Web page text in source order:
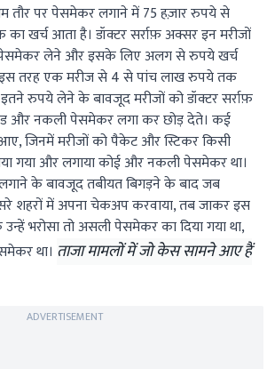
तौर पर पेसमेकर लगाने में 75 हज़ार रुपये से
खर्च आता है। डॉक्टर सर्राफ़ अक्सर इन मरीजों
पेसमेकर लेने और इसके लिए अलग से रुपये खर्च
तरह एक मरीज से 4 से पांच लाख रुपये तक
रुपये लेने के बावजूद मरीजों को डॉक्टर सर्राफ़
और नकली पेसमेकर लगा कर छोड़ देते। कई
जिनमें मरीजों को पैकेट और स्टिकर किसी
गया और लगाया कोई और नकली पेसमेकर था।
के बावजूद तबीयत बिगड़ने के बाद जब
शहरों में अपना चेकअप करवाया, तब जाकर इस
भरोसा तो असली पेसमेकर का दिया गया था,
था। ताजा मामलों में जो केस सामने आए हैं
ADVERTISEMENT